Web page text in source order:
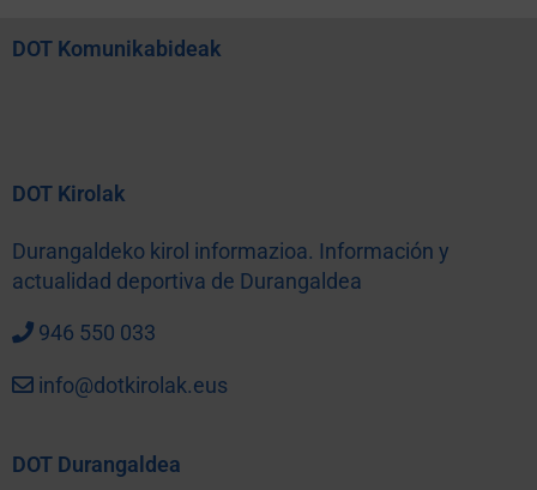
DOT Komunikabideak
DOT Kirolak
Durangaldeko kirol informazioa. Información y
actualidad deportiva de Durangaldea
946 550 033
info@dotkirolak.eus
DOT Durangaldea